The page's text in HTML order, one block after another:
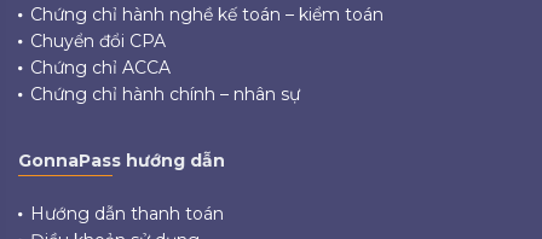
Chứng chỉ hành nghề kế toán – kiểm toán
Chuyển đổi CPA
Chứng chỉ ACCA
Chứng chỉ hành chính – nhân sự
GonnaPass hướng dẫn
Hướng dẫn thanh toán